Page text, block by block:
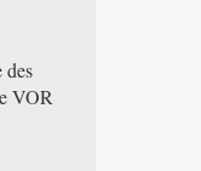
des
VOR